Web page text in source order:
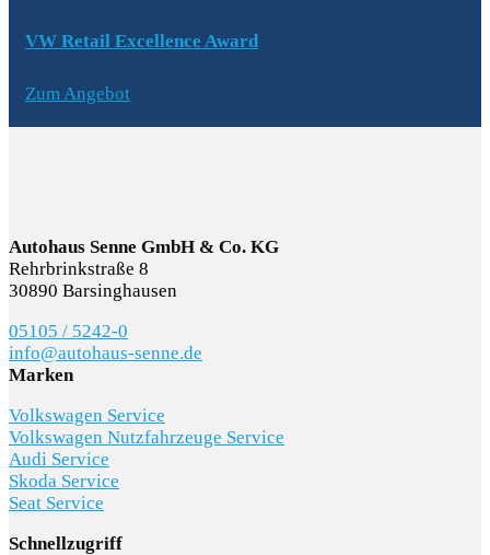
VW Retail Excellence Award
Zum Angebot
Autohaus Senne GmbH & Co. KG
Rehrbrinkstraße 8
30890 Barsinghausen
05105 / 5242-0
info@autohaus-senne.de
Marken
Volkswagen Service
Volkswagen Nutzfahrzeuge Service
Audi Service
Skoda Service
Seat Service
Schnellzugriff